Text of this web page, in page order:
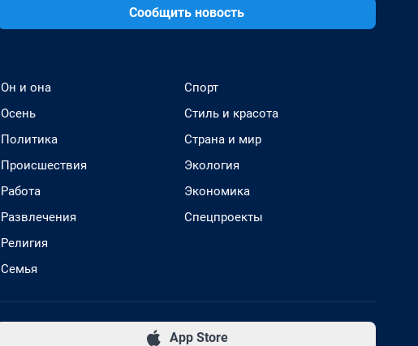
Сообщить новость
Он и она
Осень
Политика
Происшествия
Работа
Развлечения
Религия
Семья
Спорт
Стиль и красота
Страна и мир
Экология
Экономика
Спецпроекты
App Store